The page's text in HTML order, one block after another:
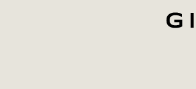
Givenchy